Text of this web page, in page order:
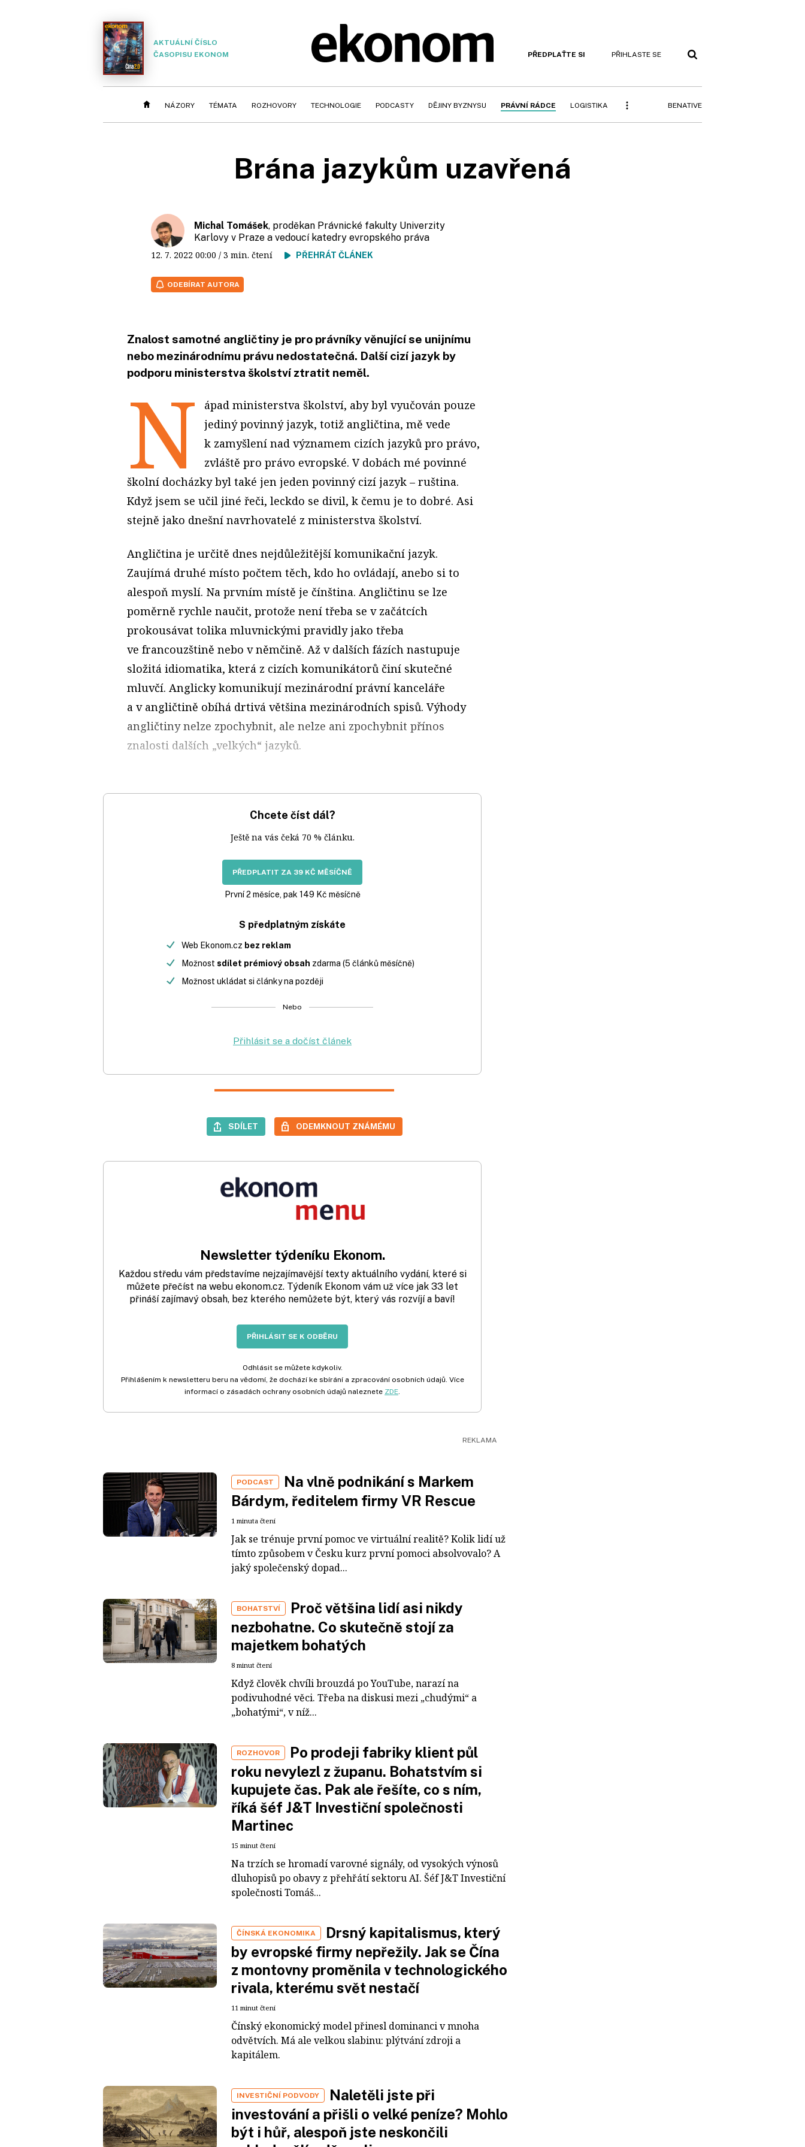
AKTUÁLNÍ ČÍSLO
ČASOPISU EKONOM
PŘEDPLAŤTE SI PŘIHLASTE SE
NÁZORY TÉMATA ROZHOVORY TECHNOLOGIE PODCASTY DĚJINY BYZNYSU PRÁVNÍ RÁDCE LOGISTIKA BENATIVE
Brána jazykům uzavřená
Michal Tomášek, proděkan Právnické fakulty Univerzity
Karlovy v Praze a vedoucí katedry evropského práva
12. 7. 2022 00:00 / 3 min. čtení PŘEHRÁT ČLÁNEK
ODEBÍRAT AUTORA
Znalost samotné angličtiny je pro právníky věnující se unijnímu
nebo mezinárodnímu právu nedostatečná. Další cizí jazyk by
podporu ministerstva školství ztratit neměl.
N
ápad ministerstva školství, aby byl vyučován pouze
jediný povinný jazyk, totiž angličtina, mě vede
k zamyšlení nad významem cizích jazyků pro právo,
zvláště pro právo evropské. V dobách mé povinné
školní docházky byl také jen jeden povinný cizí jazyk – ruština.
Když jsem se učil jiné řeči, leckdo se divil, k čemu je to dobré. Asi
stejně jako dnešní navrhovatelé z ministerstva školství.
Angličtina je určitě dnes nejdůležitější komunikační jazyk.
Zaujímá druhé místo počtem těch, kdo ho ovládají, anebo si to
alespoň myslí. Na prvním místě je čínština. Angličtinu se lze
poměrně rychle naučit, protože není třeba se v začátcích
prokousávat tolika mluvnickými pravidly jako třeba
ve francouzštině nebo v němčině. Až v dalších fázích nastupuje
složitá idiomatika, která z cizích komunikátorů činí skutečné
mluvčí. Anglicky komunikují mezinárodní právní kanceláře
a v angličtině obíhá drtivá většina mezinárodních spisů. Výhody
angličtiny nelze zpochybnit, ale nelze ani zpochybnit přínos
znalosti dalších „velkých“ jazyků.
Chcete číst dál?
Ještě na vás čeká 70 % článku.
PŘEDPLATIT ZA 39 KČ MĚSÍČNĚ
První 2 měsíce, pak 149 Kč měsíčně
S předplatným získáte
Web Ekonom.cz bez reklam
Možnost sdílet prémiový obsah zdarma (5 článků měsíčně)
Možnost ukládat si články na později
Nebo
Přihlásit se a dočíst článek
SDÍLET ODEMKNOUT ZNÁMÉMU
Newsletter týdeníku Ekonom.
Každou středu vám představíme nejzajímavější texty aktuálního vydání, které si
můžete přečíst na webu ekonom.cz. Týdeník Ekonom vám už více jak 33 let
přináší zajímavý obsah, bez kterého nemůžete být, který vás rozvíjí a baví!
PŘIHLÁSIT SE K ODBĚRU
Odhlásit se můžete kdykoliv.
Přihlášením k newsletteru beru na vědomí, že dochází ke sbírání a zpracování osobních údajů. Více
informací o zásadách ochrany osobních údajů naleznete ZDE.
PODCAST
Na vlně podnikání s Markem
Bárdym, ředitelem firmy VR Rescue
1 minuta čtení
Jak se trénuje první pomoc ve virtuální realitě? Kolik lidí už
tímto způsobem v Česku kurz první pomoci absolvovalo? A
jaký společenský dopad...
BOHATSTVÍ
Proč většina lidí asi nikdy
nezbohatne. Co skutečně stojí za
majetkem bohatých
8 minut čtení
Když člověk chvíli brouzdá po YouTube, narazí na
podivuhodné věci. Třeba na diskusi mezi „chudými“ a
„bohatými“, v níž...
ROZHOVOR
Po prodeji fabriky klient půl
roku nevylezl z županu. Bohatstvím si
kupujete čas. Pak ale řešíte, co s ním,
říká šéf J&T Investiční společnosti
Martinec
15 minut čtení
Na trzích se hromadí varovné signály, od vysokých výnosů
dluhopisů po obavy z přehřátí sektoru AI. Šéf J&T Investiční
společnosti Tomáš...
ČÍNSKÁ EKONOMIKA
Drsný kapitalismus, který
by evropské firmy nepřežily. Jak se Čína
z montovny proměnila v technologického
rivala, kterému svět nestačí
11 minut čtení
Čínský ekonomický model přinesl dominanci v mnoha
odvětvích. Má ale velkou slabinu: plýtvání zdroji a
kapitálem.
INVESTIČNÍ PODVODY
Naletěli jste při
investování a přišli o velké peníze? Mohlo
být i hůř, alespoň jste neskončili